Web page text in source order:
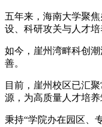
五年来，海南大学聚
设、科研攻关与人才培
如今，崖州湾畔科创
善。
目前，崖州校区已汇
源，为高质量人才培养
秉持“学院办在园区、